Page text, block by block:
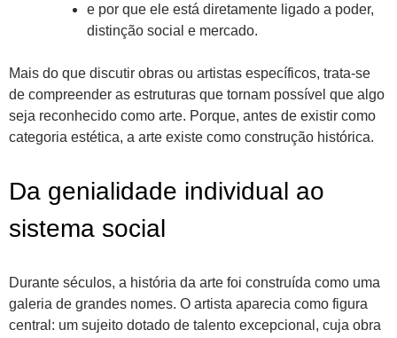
e por que ele está diretamente ligado a poder,
distinção social e mercado.
Mais do que discutir obras ou artistas específicos, trata-se
de compreender as estruturas que tornam possível que algo
seja reconhecido como arte. Porque, antes de existir como
categoria estética, a arte existe como construção histórica.
Da genialidade individual ao
sistema social
Durante séculos, a história da arte foi construída como uma
galeria de grandes nomes. O artista aparecia como figura
central: um sujeito dotado de talento excepcional, cuja obra